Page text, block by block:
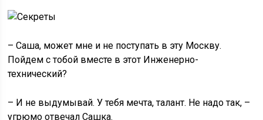
– Саша, может мне и не поступать в эту Москву.
Пойдем с тобой вместе в этот Инженерно-
технический?
– И не выдумывай. У тебя мечта, талант. Не надо так, –
угрюмо отвечал Сашка.